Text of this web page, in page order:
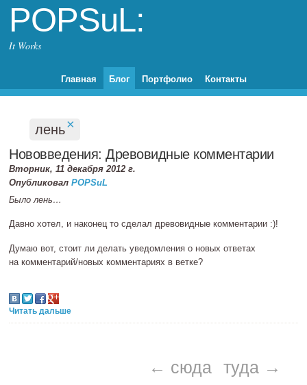
POPSuL:
It Works
Главная Блог Портфолио Контакты
лень×
Нововведения: Древовидные комментарии
Вторник, 11 декабря 2012 г.
ОпубликовалPOPSuL
Было лень…
Давно хотел, и наконец то сделал древовидные комментарии :)!
Думаю вот, стоит ли делать уведомления о новых ответах
на комментарий/новых комментариях в ветке?
Читать дальше
← сюда туда →